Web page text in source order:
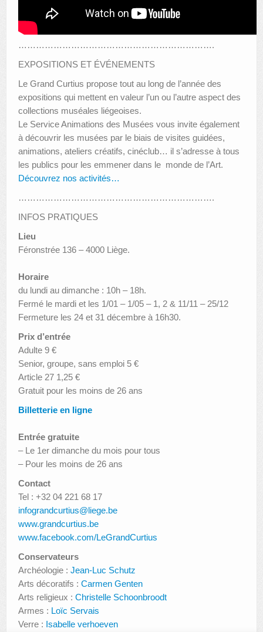
………………………………………………………….
EXPOSITIONS ET ÉVÉNEMENTS
Le Grand Curtius propose tout au long de l’année des
expositions qui mettent en valeur l’un ou l’autre aspect des
collections muséales liégeoises.
Le Service Animations des Musées vous invite également
à découvrir les musées par le biais de visites guidées,
animations, ateliers créatifs, cinéclub… il s’adresse à tous
les publics pour les emmener dans le monde de l’Art.
Découvrez nos activités…
………………………………………………………….
INFOS PRATIQUES
Lieu
Féronstrée 136 – 4000 Liège.
Horaire
du lundi au dimanche : 10h – 18h.
Fermé le mardi et les 1/01 – 1/05 – 1, 2 & 11/11 – 25/12
Fermeture les 24 et 31 décembre à 16h30.
Prix d’entrée
Adulte 9 €
Senior, groupe, sans emploi 5 €
Article 27 1,25 €
Gratuit pour les moins de 26 ans
Billetterie en ligne
Entrée gratuite
– Le 1er dimanche du mois pour tous
– Pour les moins de 26 ans
Contact
Tel : +32 04 221 68 17
infograndcurtius@liege.be
www.grandcurtius.be
www.facebook.com/LeGrandCurtius
Conservateurs
Archéologie : Jean-Luc Schutz
Arts décoratifs : Carmen Genten
Arts religieux : Christelle Schoonbroodt
Armes : Loïc Servais
Verre : Isabelle verhoeven